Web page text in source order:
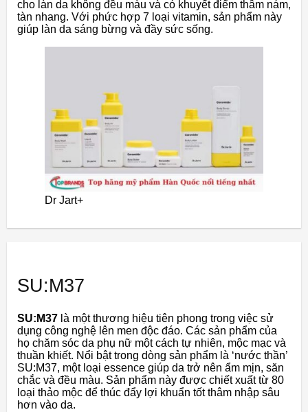
cho làn da không đều màu và có khuyết điểm thâm nám,
tàn nhang. Với phức hợp 7 loại vitamin, sản phẩm này
giúp làn da sáng bừng và đầy sức sống.
Dr Jart+
SU:M37
SU:M37 là một thương hiệu tiên phong trong việc sử
dụng công nghệ lên men độc đáo. Các sản phẩm của
họ chăm sóc da phụ nữ một cách tự nhiên, mộc mạc và
thuần khiết. Nổi bật trong dòng sản phẩm là ‘nước thần’
SU:M37, một loại essence giúp da trở nên ẩm mịn, săn
chắc và đều màu. Sản phẩm này được chiết xuất từ 80
loại thảo mộc để thúc đẩy lợi khuẩn tốt thâm nhập sâu
hơn vào da.